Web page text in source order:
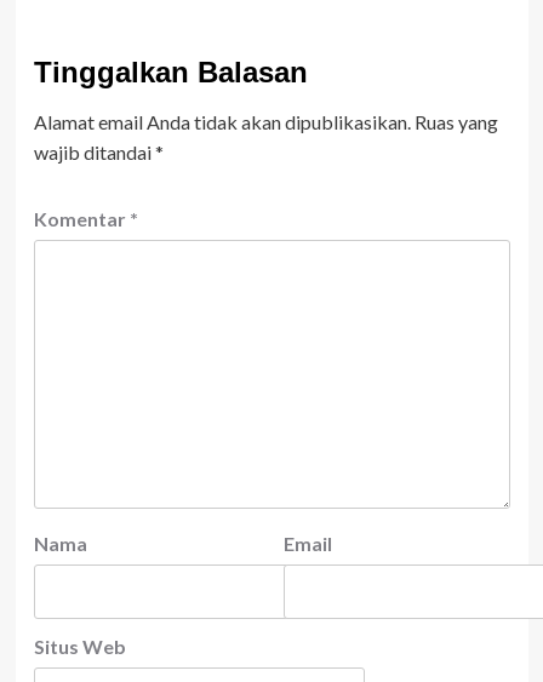
Tinggalkan Balasan
Alamat email Anda tidak akan dipublikasikan. Ruas yang
wajib ditandai*
Komentar *
Nama Email
Situs Web